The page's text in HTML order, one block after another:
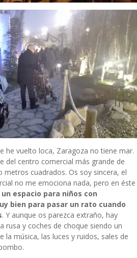
he vuelto loca, Zaragoza no tiene mar.
del centro comercial más grande de
metros cuadrados. Os soy sincera, el
no me emociona nada, pero en éste
espacio para niños con
bien para pasar un rato cuando
. Y aunque os parezca extraño, hay
rusa y coches de choque siendo un
la música, las luces y ruidos, sales de